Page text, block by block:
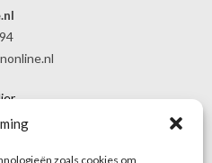
zoals cookies om